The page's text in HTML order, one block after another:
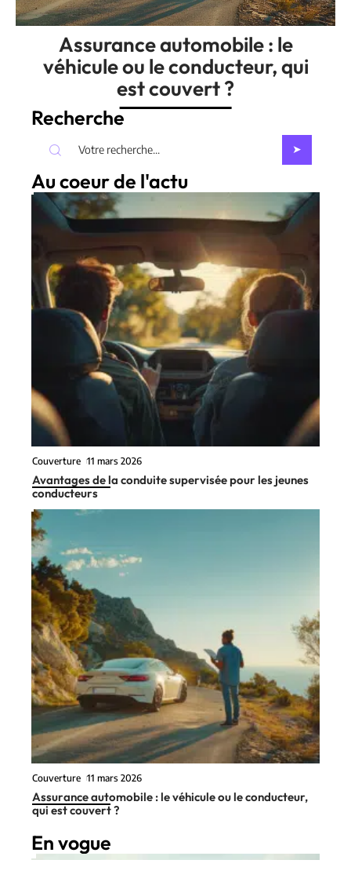
Assurance automobile : le
véhicule ou le conducteur, qui
est couvert ?
Recherche
Au coeur de l'actu
Couverture 11 mars 2026
Avantages de la conduite supervisée pour les jeunes
conducteurs
Couverture 11 mars 2026
Assurance automobile : le véhicule ou le conducteur,
qui est couvert ?
En vogue